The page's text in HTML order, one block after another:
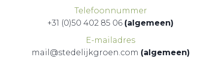
Telefoonnummer
+31 (0)50 402 85 06 (algemeen)
E-mailadres
mail@stedelijkgroen.com (algemeen)